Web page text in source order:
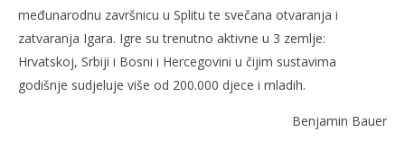
međunarodnu završnicu u Splitu te svečana otvaranja i
zatvaranja Igara. Igre su trenutno aktivne u 3 zemlje:
Hrvatskoj, Srbiji i Bosni i Hercegovini u čijim sustavima
godišnje sudjeluje više od 200.000 djece i mladih.
Benjamin Bauer